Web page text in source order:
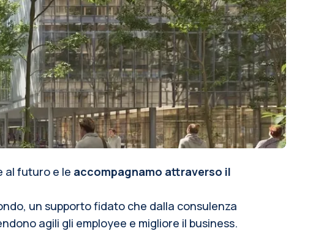
al futuro e le accompagnamo attraverso il
un supporto fidato che dalla consulenza
agili gli employee e migliore il business.